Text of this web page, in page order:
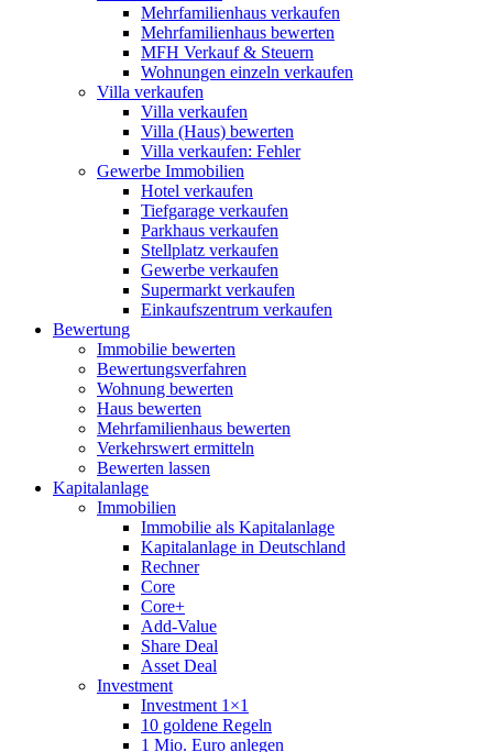
Mehrfamilienhaus verkaufen
Mehrfamilienhaus bewerten
MFH Verkauf & Steuern
Wohnungen einzeln verkaufen
Villa verkaufen
Villa verkaufen
Villa (Haus) bewerten
Villa verkaufen: Fehler
Gewerbe Immobilien
Hotel verkaufen
Tiefgarage verkaufen
Parkhaus verkaufen
Stellplatz verkaufen
Gewerbe verkaufen
Supermarkt verkaufen
Einkaufszentrum verkaufen
Bewertung
Immobilie bewerten
Bewertungsverfahren
Wohnung bewerten
Haus bewerten
Mehrfamilienhaus bewerten
Verkehrswert ermitteln
Bewerten lassen
Kapitalanlage
Immobilien
Immobilie als Kapitalanlage
Kapitalanlage in Deutschland
Rechner
Core
Core+
Add-Value
Share Deal
Asset Deal
Investment
Investment 1×1
10 goldene Regeln
1 Mio. Euro anlegen